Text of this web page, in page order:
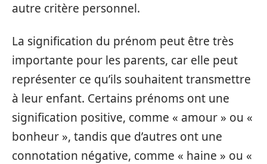
autre critère personnel.
La signification du prénom peut être très
importante pour les parents, car elle peut
représenter ce qu’ils souhaitent transmettre
à leur enfant. Certains prénoms ont une
signification positive, comme « amour » ou «
bonheur », tandis que d’autres ont une
connotation négative, comme « haine » ou «